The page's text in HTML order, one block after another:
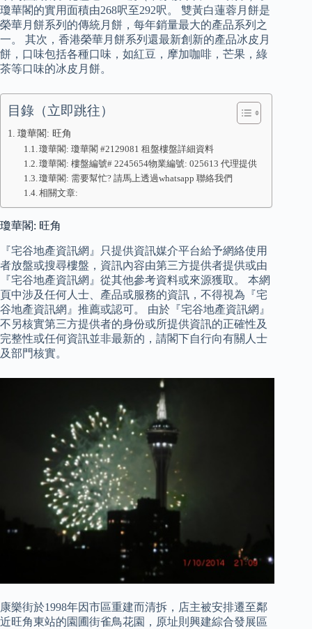
瓊華閣的實用面積由268呎至292呎。 雙黃白蓮蓉月餅是
榮華月餅系列的傳統月餅，每年銷量最大的產品系列之
一。 其次，香港榮華月餅系列還最新創新的產品冰皮月
餅，口味包括各種口味，如紅豆，摩加咖啡，芒果，綠
茶等口味的冰皮月餅。
目錄（立即跳往）
瓊華閣: 旺角
瓊華閣: 瓊華閣 #2129081 租盤樓盤詳細資料
瓊華閣: 樓盤編號# 2245654物業編號: 025613 代理提供
瓊華閣: 需要幫忙? 請馬上透過whatsapp 聯絡我們
相關文章:
瓊華閣: 旺角
『宅谷地產資訊網』只提供資訊媒介平台給予網絡使用
者放盤或搜尋樓盤，資訊內容由第三方提供者提供或由
『宅谷地產資訊網』從其他參考資料或來源獲取。 本網
頁中涉及任何人士、產品或服務的資訊，不得視為『宅
谷地產資訊網』推薦或認可。 由於『宅谷地產資訊網』
不另核實第三方提供者的身份或所提供資訊的正確性及
完整性或任何資訊並非最新的，請閣下自行向有關人士
及部門核實。
康樂街於1998年因市區重建而清拆，店主被安排遷至鄰
近旺角東站的園圃街雀鳥花園，原址則興建綜合發展區